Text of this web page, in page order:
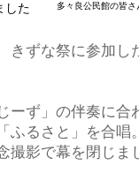
した 多々良公民館の皆
きずな祭に参加し
ーず」の伴奏に合
ふるさと」を合唱
撮影で幕を閉じま